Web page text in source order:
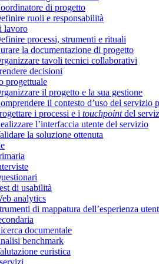
di progetto
ruoli e responsabilità
lavoro
processi, strumenti e rituali
la documentazione di progetto
tavoli tecnici collaborativi
decisioni
progettuale
il progetto e la sua gestione
il contesto d’uso del servizio
i processi e i touchpointdel
l’interfaccia utente del servizio
la soluzione ottenuta
di usabilità
analytics
di mappatura dell’esperienza
documentale
benchmark
euristica